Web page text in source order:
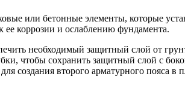
или бетонные элементы, которые
ее коррозии и ослаблению фундамента.
необходимый защитный слой от
чтобы сохранить защитный слой с
второго арматурного пояса в